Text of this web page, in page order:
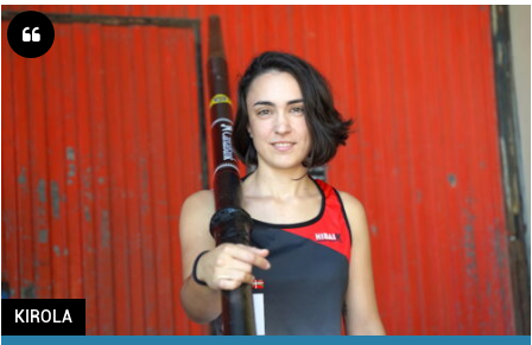
KIROLA